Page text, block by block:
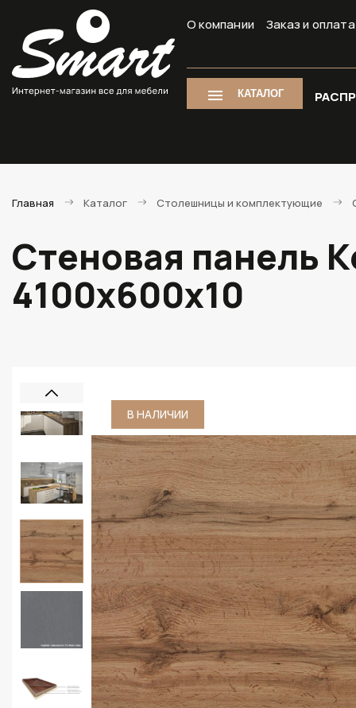
О компании Заказ и оплата
КАТАЛОГ
Главная Каталог Столешницы и комплектующие
Стеновая панель
4100х600х10
В НАЛИЧИИ